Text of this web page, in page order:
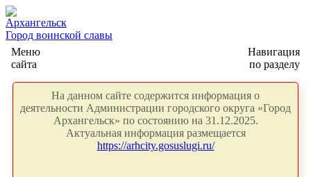
Архангельск
Город воинской славы
Меню
сайта
Навигация
по разделу
На данном сайте содержится информация о
деятельности Администрации городского округа «Город
Архангельск» по состоянию на 31.12.2025.
Актуальная информация размещается
https://arhcity.gosuslugi.ru/